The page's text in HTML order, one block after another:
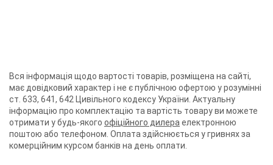
Вся інформація щодо вартості товарів, розміщена на сайті,
має довідковий характер і не є публічною офертою у розумінні
ст. 633, 641, 642 Цивільного кодексу України. Актуальну
інформацію про комплектацію та вартість товару ви можете
отримати у будь-якого офіційного дилераелектронною
поштою або телефоном. Оплата здійснюється у гривнях за
комерційним курсом банків на день оплати.